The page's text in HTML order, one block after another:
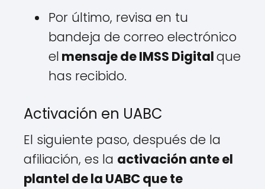
Por último, revisa en tu
bandeja de correo electrónico
el mensaje de IMSS Digitalque
has recibido.
Activación en UABC
El siguiente paso, después de la
afiliación, es la activación ante el
plantel de la UABC que te